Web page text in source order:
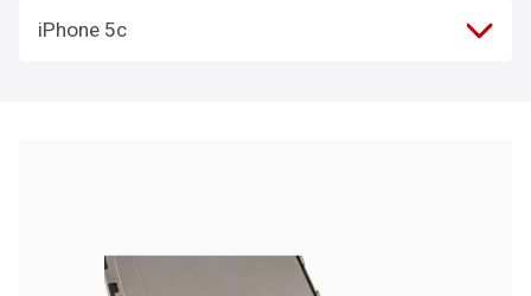
iPhone 5c